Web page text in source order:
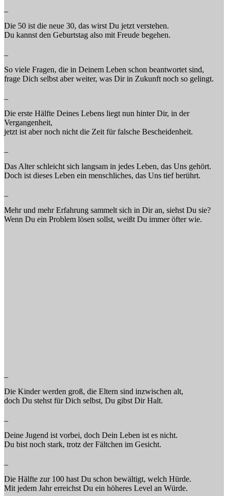
Die 50 ist die neue 30, das wirst Du jetzt verstehen.
Du kannst den Geburtstag also mit Freude begehen.
So viele Fragen, die in Deinem Leben schon beantwortet sind,
frage Dich selbst aber weiter, was Dir in Zukunft noch so gelingt.
Die erste Hälfte Deines Lebens liegt nun hinter Dir, in der
Vergangenheit,
jetzt ist aber noch nicht die Zeit für falsche Bescheidenheit.
Das Alter schleicht sich langsam in jedes Leben, das Uns gehört.
Doch ist dieses Leben ein menschliches, das Uns tief berührt.
Mehr und mehr Erfahrung sammelt sich in Dir an, siehst Du sie?
Wenn Du ein Problem lösen sollst, weißt Du immer öfter wie.
Die Kinder werden groß, die Eltern sind inzwischen alt,
doch Du stehst für Dich selbst, Du gibst Dir Halt.
Deine Jugend ist vorbei, doch Dein Leben ist es nicht.
Du bist noch stark, trotz der Fältchen im Gesicht.
Die Hälfte zur 100 hast Du schon bewältigt, welch Hürde.
Mit jedem Jahr erreichst Du ein höheres Level an Würde.